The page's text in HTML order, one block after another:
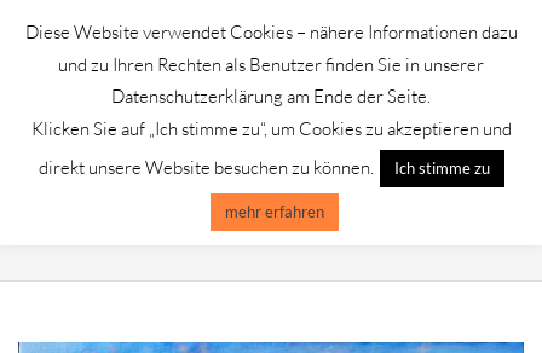
content GALERIE CHROMIK
Primary
Navigation
YURA ALEKSEEV /SAGAN HUSCHUN
Diese Website verwendet Cookies – nähere Informationen dazu
und zu Ihren Rechten als Benutzer finden Sie in unserer
Datenschutzerklärung am Ende der Seite.
Klicken Sie auf „Ich stimme zu“, um Cookies zu akzeptieren und
direkt unsere Website besuchen zu können.
Ich stimme zu
mehr erfahren